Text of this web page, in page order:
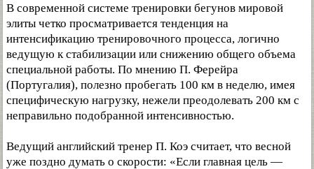
В современной системе тренировки бегунов мировой
элиты четко просматривается тенденция на
интенсификацию тренировочного процесса, логично
ведущую к стабилизации или снижению общего объема
специальной работы. По мнению П. Ферейра
(Португалия), полезно пробегать 100 км в неделю, имея
специфическую нагрузку, нежели преодолевать 200 км с
неправильно подобранной интенсивностью.
Ведущий английский тренер П. Коэ считает, что весной
уже поздно думать о скорости: «Если главная цель —